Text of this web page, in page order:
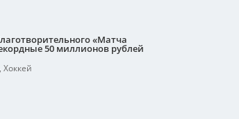
«Матча
50 миллионов рублей
Хоккей